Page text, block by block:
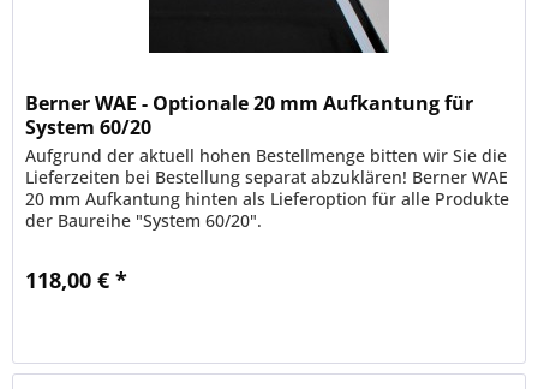
Berner WAE - Optionale 20 mm Aufkantung für
System 60/20
Aufgrund der aktuell hohen Bestellmenge bitten wir Sie die
Lieferzeiten bei Bestellung separat abzuklären! Berner WAE
20 mm Aufkantung hinten als Lieferoption für alle Produkte
der Baureihe "System 60/20".
118,00 € *